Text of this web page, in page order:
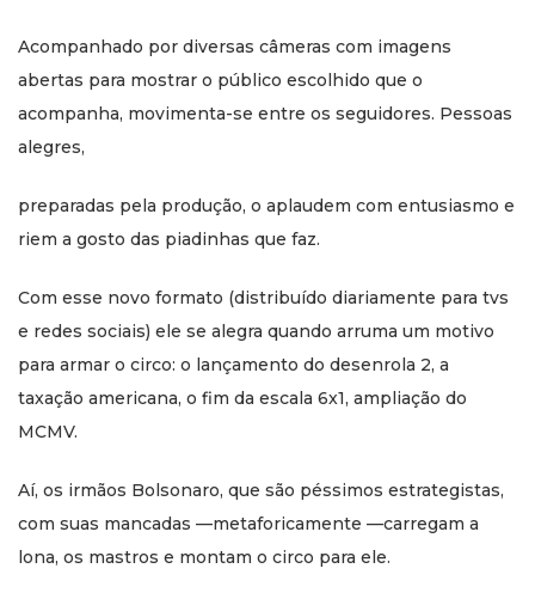
Acompanhado por diversas câmeras com imagens
abertas para mostrar o público escolhido que o
acompanha, movimenta-se entre os seguidores. Pessoas
alegres,
preparadas pela produção, o aplaudem com entusiasmo e
riem a gosto das piadinhas que faz.
Com esse novo formato (distribuído diariamente para tvs
e redes sociais) ele se alegra quando arruma um motivo
para armar o circo: o lançamento do desenrola 2, a
taxação americana, o fim da escala 6x1, ampliação do
MCMV.
Aí, os irmãos Bolsonaro, que são péssimos estrategistas,
com suas mancadas —metaforicamente —carregam a
lona, os mastros e montam o circo para ele.